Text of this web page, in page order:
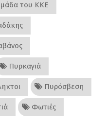
του ΚΚΕ
Πυρκαγιά
Πυρόσβεση
Φωτιές